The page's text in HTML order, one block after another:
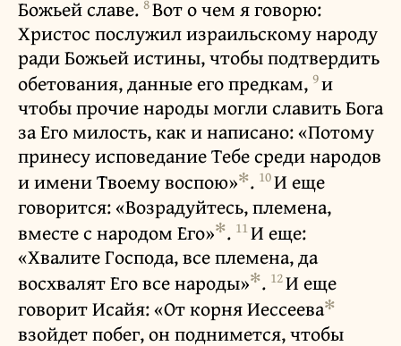
Божьей славе. Вот о чем я говорю:
Христос послужил израильскому народу
ради Божьей истины, чтобы подтвердить
обетования, данные его предкам, 9и
чтобы прочие народы могли славить Бога
за Его милость, как и написано: «Потому
принесу исповедание Тебе среди народов
и имени Твоему воспою»✻. 10И еще
говорится: «Возрадуйтесь, племена,
вместе с народом Его»✻. 11И еще:
«Хвалите Господа, все племена, да
восхвалят Его все народы»✻. 12И еще
говорит Исайя: «От корня Иессеева✻
взойдет побег, он поднимется, чтобы